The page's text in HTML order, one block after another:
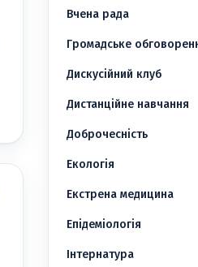
Вчена рада
Громадське
Дискусійний клуб
Дистанційне навчання
Доброчесність
Екологія
Екстрена медицина
Епідеміологія
Інтернатура